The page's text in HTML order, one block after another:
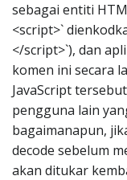
sebagai entiti
<script>`
</script>`), dan
komen ini secara
JavaScript
pengguna lain
bagaimanapun,
decode sebelum
akan ditukar